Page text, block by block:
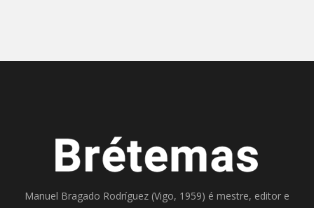
Manuel Bragado Rodríguez (Vigo, 1959) é mestre, editor e